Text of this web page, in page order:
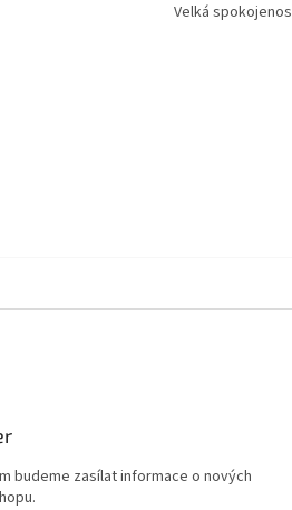
Velká
budeme zasílat informace o nových